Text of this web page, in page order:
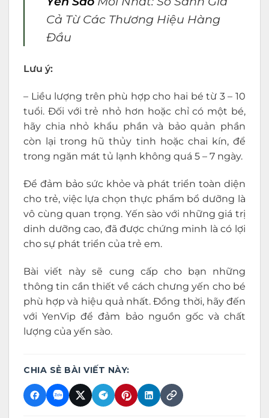
Cả Từ Các Thương Hiệu Hàng
Đầu
Lưu ý:
– Liều lượng trên phù hợp cho hai bé từ 3 – 10
tuổi. Đối với trẻ nhỏ hơn hoặc chỉ có một bé,
hãy chia nhỏ khẩu phần và bảo quản phần
còn lại trong hũ thủy tinh hoặc chai kín, để
trong ngăn mát tủ lạnh không quá 5 – 7 ngày.
Để đảm bảo sức khỏe và phát triển toàn diện
cho trẻ, việc lựa chọn thực phẩm bổ dưỡng là
vô cùng quan trọng. Yến sào với những giá trị
dinh dưỡng cao, đã được chứng minh là có lợi
cho sự phát triển của trẻ em.
Bài viết này sẽ cung cấp cho bạn những
thông tin cần thiết về cách chưng yến cho bé
phù hợp và hiệu quả nhất. Đồng thời, hãy đến
với YenVip để đảm bảo nguồn gốc và chất
lượng của yến sào.
CHIA SẺ BÀI VIẾT NÀY: